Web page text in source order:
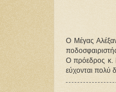
Ο Μέγας
Ο πρόεδρος κ.
εύχονται πολύ